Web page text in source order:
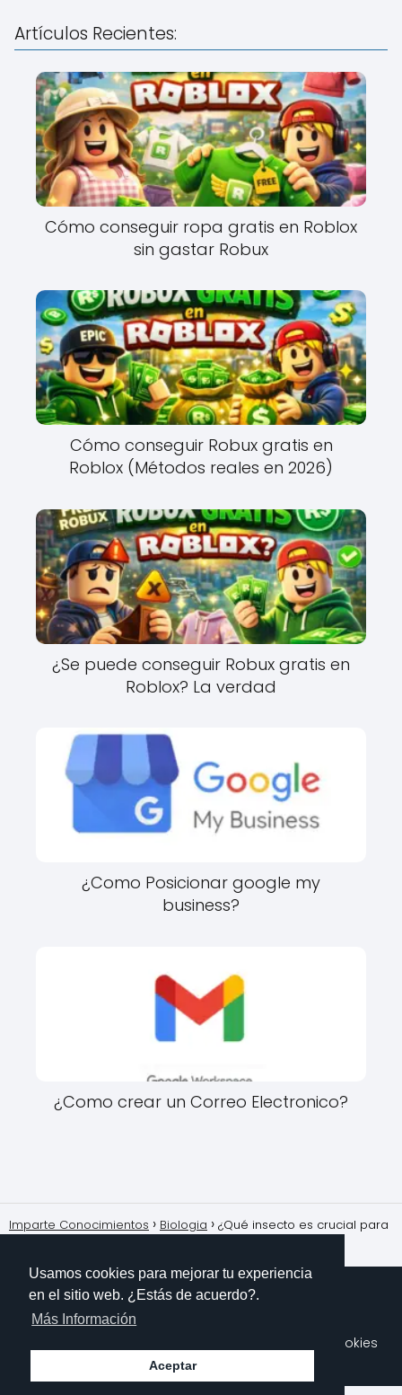
Artículos Recientes:
Cómo conseguir ropa gratis en Roblox
sin gastar Robux
Cómo conseguir Robux gratis en
Roblox (Métodos reales en 2026)
¿Se puede conseguir Robux gratis en
Roblox? La verdad
¿Como Posicionar google my
business?
¿Como crear un Correo Electronico?
Imparte Conocimientos Biologia
¿Qué insecto es crucial para
Política de Cookies
Polítioca de Privacidad
Usamos cookies para mejorar tu experiencia
en el sitio web. ¿Estás de acuerdo?.
Más Información
Aceptar